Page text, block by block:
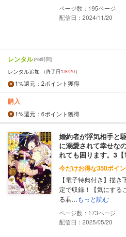
195
配信日：2024/11/20
レンタル(48時間)
レンタル追加 （終了日:08/20）
1%還元 ：2ポイント獲得
購入
1%還元 ：6ポイント獲得
婚約者が浮気相手と
に溺愛されて幸せな
れても困ります。3【
今だけお得な350ポイ
【電子特典付き】描
定で収録！【気にする
る君...もっと読む
173
配信日：2025/05/20